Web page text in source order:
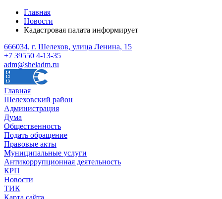
Главная
Новости
Кадастровая палата информирует
666034, г. Шелехов, улица Ленина, 15
+7 39550 4-13-35
adm@sheladm.ru
Главная
Шелеховский район
Администрация
Дума
Общественность
Подать обращение
Правовые акты
Муниципальные услуги
Антикоррупционная деятельность
КРП
Новости
ТИК
Карта сайта